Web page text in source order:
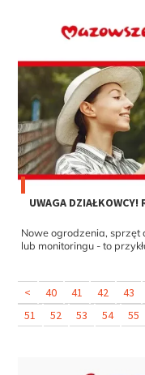
UWAGA DZIAŁKOWCY!
Nowe ogrodzenia, sprzęt
lub monitoringu - to
< 40 41 42 43
51
52 53 54 55